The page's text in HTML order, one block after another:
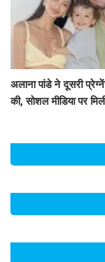
अलाना पांडे ने दूसरी
की, सोशल मीडिया पर